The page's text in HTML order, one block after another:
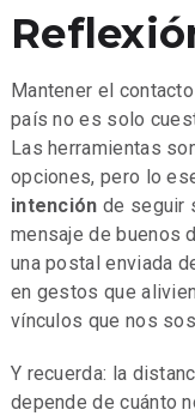
Mantener el
país no es solo
Las herramientas
opciones, pero lo
intención de seguir
mensaje de buenos
una postal enviada
en gestos que
vínculos que nos
Y recuerda: la
depende de cuánto